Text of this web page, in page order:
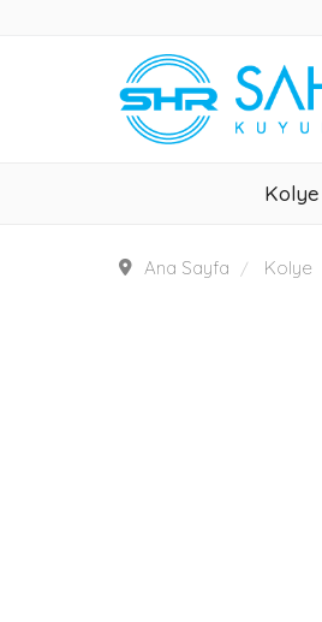
Kolye
Ana Sayfa Kolye